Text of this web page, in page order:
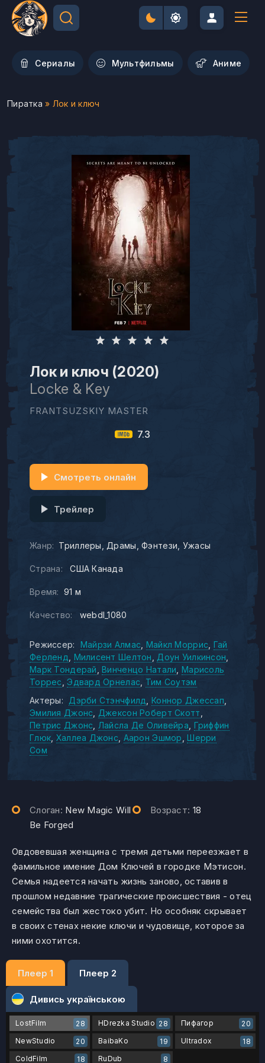
Сериалы Мультфильмы Aниме
Пиратка » Лок и ключ
Лок и ключ (2020)
Locke & Key
FRANTSUZSKIY MASTER
7.3
Жанр: Триллеры Драмы Фэнтези Ужасы
Страна: США Канада
Время: 91 м
Качество: webdl_1080
Смотреть онлайн
Трейлер
Режиссер: Майрзи Алмас Майкл Моррис Гай
Ферленд
Милисент Шелтон
Доун Уилкинсон
Марк Тондерай
Винченцо Натали Марисоль
Торрес
Эдвард Орнелас
Тим Соутэм
Актеры:
Дэрби Стэнчфилд
Коннор Джессап
Эмилия Джонс
Джексон Роберт Скотт
Петрис Джонс
Лайсла Де Оливейра Гриффин
Глюк Халлеа Джонс Аарон Эшмор
Шерри
Сом
Слоган: New Magic Will
Be Forged
Возраст: 18
Овдовевшая женщина с тремя детьми переезжает в
фамильное имение Дом Ключей в городке Мэтисон.
Семья надеется начать жизнь заново, оставив в
прошлом недавние трагические происшествия - отец
семейства был жестоко убит. Но особняк скрывает
в своих стенах некие ключи и чудовище, которое за
ними охотится.
Плеер 1 Плеер 2
Дивись українською
LostFilm 28 HDrezka Studio 28 Пифагор
20
NewStudio
20 BaibaKo 19 Ultradox
18
ColdFilm
18 RuDub 8